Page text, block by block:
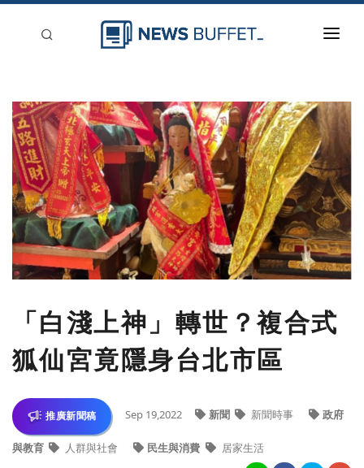
新聞稿分類
登入
刊登
「白淺上神」轉世？複合式
狐仙宮竟隱身台北市區
推廣新聞稿 Sep 19,2022 新聞 新聞時事 政府
與教育 人群與社會 民生與消費 居家生活